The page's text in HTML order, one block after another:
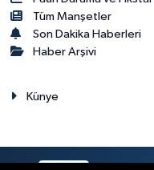
Tüm Manşetler
Son Dakika Haberleri
Haber Arşivi
Künye